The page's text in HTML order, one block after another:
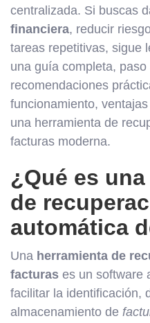
centralizada. Si buscas
financiera, reducir
tareas repetitivas, sigue
una guía completa,
recomendaciones
funcionamiento,
una herramienta de
facturas moderna.
¿Qué es
de
automática
Una herramienta de
facturas es un software
facilitar la identificación,
almacenamiento de